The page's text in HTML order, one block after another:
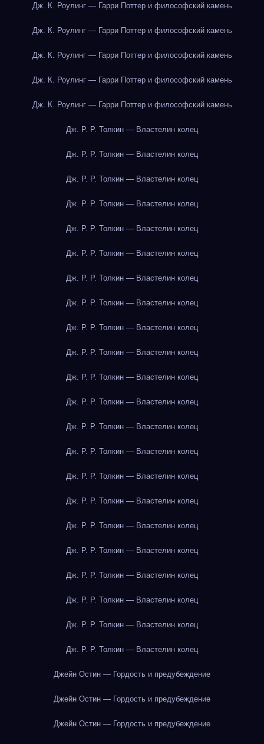
Дж. К. Роулинг — Гарри Поттер и философский камень
Дж. К. Роулинг — Гарри Поттер и философский камень
Дж. К. Роулинг — Гарри Поттер и философский камень
Дж. К. Роулинг — Гарри Поттер и философский камень
Дж. К. Роулинг — Гарри Поттер и философский камень
Дж. Р. Р. Толкин — Властелин колец
Дж. Р. Р. Толкин — Властелин колец
Дж. Р. Р. Толкин — Властелин колец
Дж. Р. Р. Толкин — Властелин колец
Дж. Р. Р. Толкин — Властелин колец
Дж. Р. Р. Толкин — Властелин колец
Дж. Р. Р. Толкин — Властелин колец
Дж. Р. Р. Толкин — Властелин колец
Дж. Р. Р. Толкин — Властелин колец
Дж. Р. Р. Толкин — Властелин колец
Дж. Р. Р. Толкин — Властелин колец
Дж. Р. Р. Толкин — Властелин колец
Дж. Р. Р. Толкин — Властелин колец
Дж. Р. Р. Толкин — Властелин колец
Дж. Р. Р. Толкин — Властелин колец
Дж. Р. Р. Толкин — Властелин колец
Дж. Р. Р. Толкин — Властелин колец
Дж. Р. Р. Толкин — Властелин колец
Дж. Р. Р. Толкин — Властелин колец
Дж. Р. Р. Толкин — Властелин колец
Дж. Р. Р. Толкин — Властелин колец
Дж. Р. Р. Толкин — Властелин колец
Джейн Остин — Гордость и предубеждение
Джейн Остин — Гордость и предубеждение
Джейн Остин — Гордость и предубеждение